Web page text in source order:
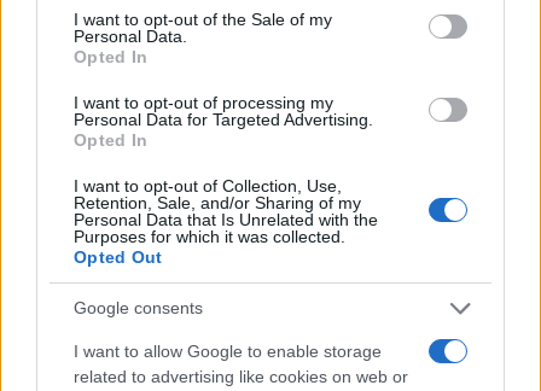
consent section.
I want to opt-out of the Sale of my
Personal Data.
Opted In
I want to opt-out of processing my
Personal Data for Targeted Advertising.
Opted In
I want to opt-out of Collection, Use,
Retention, Sale, and/or Sharing of my
Personal Data that Is Unrelated with the
Purposes for which it was collected.
Opted Out
Google consents
I want to allow Google to enable storage
related to advertising like cookies on web or
γαλακτοβιομηχανίες
Σε απόγνωση οι κτηνοτρόφοι της περιοχής. Τι αναφέρει στην
ανακοίνωσή της η αρμόδια Διεύθυνση της Περιφέρειας
Θεσσαλίας.
16.07.2024 22:37
Flash.gr